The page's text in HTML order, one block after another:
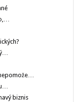
biznis